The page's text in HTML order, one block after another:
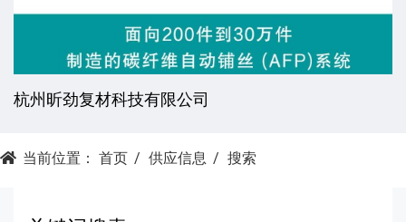
杭州昕劲复材科技有限公司
当前位置： 首页 供应信息 搜索